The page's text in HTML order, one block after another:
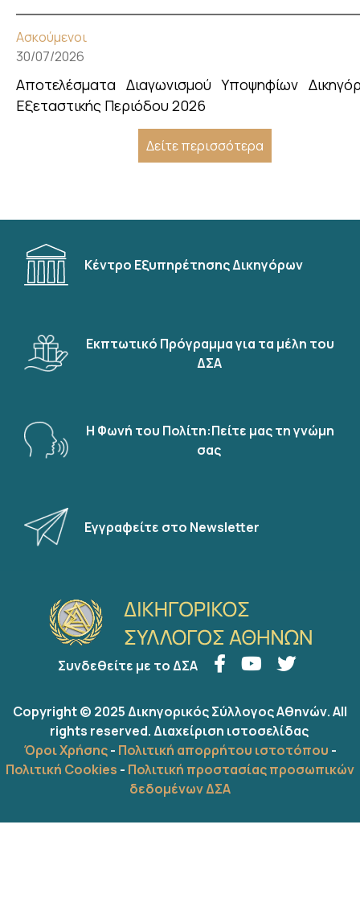
Ασκούμενοι
30/07/2026
Αποτελέσματα Διαγωνισμού Υποψηφίων
Εξεταστικής Περιόδου 2026
Δείτε περισσότερα
Κέντρο Εξυπηρέτησης Δικηγόρων
Εκπτωτικό Πρόγραμμα για τα μέλη του
ΔΣΑ
Η Φωνή του Πολίτη:Πείτε μας τη γνώμη
σας
Εγγραφείτε στο Newsletter
Συνδεθείτε με το ΔΣΑ
Copyright © 2025 Δικηγορικός Σύλλογος Αθηνών. All
rights reserved.Διαχείριση ιστοσελίδας
Όροι Χρήσης- Πολιτική απορρήτου ιστοτόπου -
Πολιτική Cookies - Πολιτική προστασίας προσωπικών
δεδομένων ΔΣΑ